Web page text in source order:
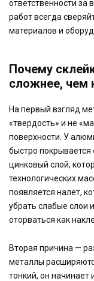
ответственности
работ всегда
материалов и
Почему
сложнее, чем
На первый взгляд
«твердость» и не
поверхности. У
быстро покрывается
цинковый слой,
технологических
появляется налет,
убрать слабые слои
оторваться как
Вторая причина —
металлы
тонкий, он